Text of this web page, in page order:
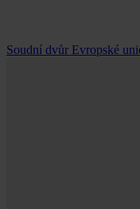
Soudní dvůr Evropské